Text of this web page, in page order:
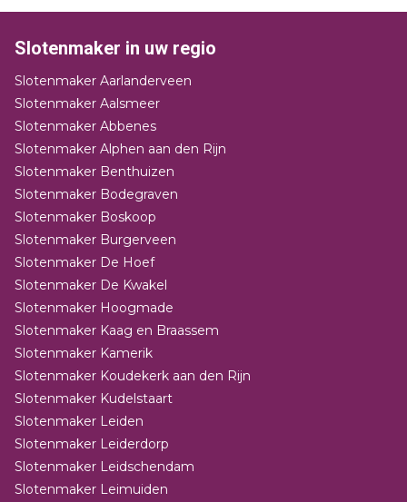
Slotenmaker in uw regio
Slotenmaker Aarlanderveen
Slotenmaker Aalsmeer
Slotenmaker Abbenes
Slotenmaker Alphen aan den Rijn
Slotenmaker Benthuizen
Slotenmaker Bodegraven
Slotenmaker Boskoop
Slotenmaker Burgerveen
Slotenmaker De Hoef
Slotenmaker De Kwakel
Slotenmaker Hoogmade
Slotenmaker Kaag en Braassem
Slotenmaker Kamerik
Slotenmaker Koudekerk aan den Rijn
Slotenmaker Kudelstaart
Slotenmaker Leiden
Slotenmaker Leiderdorp
Slotenmaker Leidschendam
Slotenmaker Leimuiden